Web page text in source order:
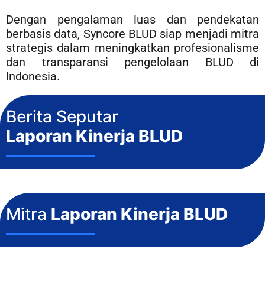
Dengan pengalaman luas dan pendekatan
berbasis data, Syncore BLUD siap menjadi mitra
strategis dalam meningkatkan profesionalisme
dan transparansi pengelolaan BLUD di
Indonesia.
Berita Seputar
Laporan Kinerja BLUD
Mitra Laporan Kinerja BLUD